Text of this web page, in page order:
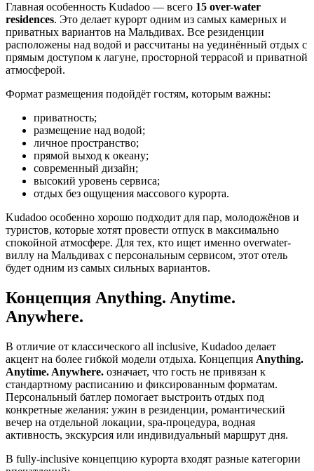
Главная особенность Kudadoo — всего 15 over-water
residences. Это делает курорт одним из самых камерных и
приватных вариантов на Мальдивах. Все резиденции
расположены над водой и рассчитаны на уединённый отдых с
прямым доступом к лагуне, просторной террасой и приватной
атмосферой.
Формат размещения подойдёт гостям, которым важны:
приватность;
размещение над водой;
личное пространство;
прямой выход к океану;
современный дизайн;
высокий уровень сервиса;
отдых без ощущения массового курорта.
Kudadoo особенно хорошо подходит для пар, молодожёнов и
туристов, которые хотят провести отпуск в максимально
спокойной атмосфере. Для тех, кто ищет именно overwater-
виллу на Мальдивах с персональным сервисом, этот отель
будет одним из самых сильных вариантов.
Концепция Anything. Anytime.
Anywhere.
В отличие от классического all inclusive, Kudadoo делает
акцент на более гибкой модели отдыха. Концепция Anything.
Anytime. Anywhere. означает, что гость не привязан к
стандартному расписанию и фиксированным форматам.
Персональный батлер помогает выстроить отдых под
конкретные желания: ужин в резиденции, романтический
вечер на отдельной локации, spa-процедура, водная
активность, экскурсия или индивидуальный маршрут дня.
В fully-inclusive концепцию курорта входят разные категории